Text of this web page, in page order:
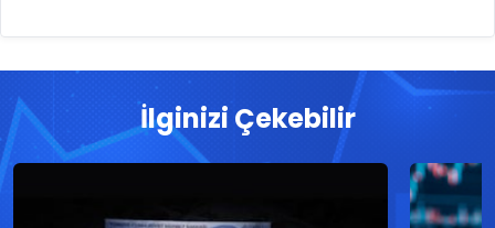
İlginizi Çekebilir